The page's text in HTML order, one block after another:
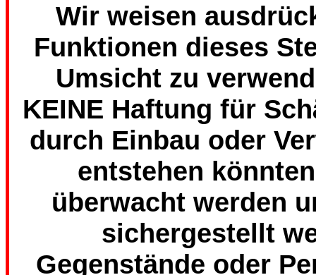
Wir weisen
Funktionen dieses
Umsicht zu
KEINE Haftung für
durch Einbau oder
entstehen
überwacht werden
sichergestellt
Gegenstände oder